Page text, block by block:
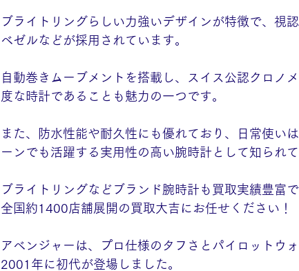
ブライトリングらしい力強いデザインが特徴で、視
ベゼルなどが採用されています。
自動巻きムーブメントを搭載し、スイス公認クロノ
度な時計であることも魅力の一つです。
また、防水性能や耐久性にも優れており、日常使い
ーンでも活躍する実用性の高い腕時計として知られて
全国約1400店舗展開の買取大吉にお任せください！
アベンジャーは、プロ仕様のタフさとパイロットウ
2001年に初代が登場しました。